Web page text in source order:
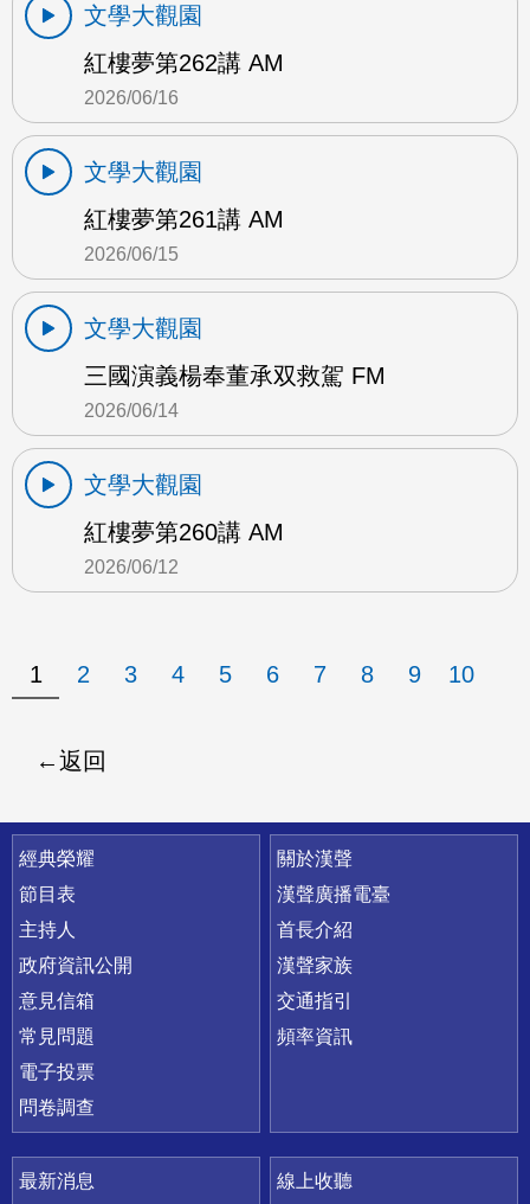
文學大觀園
紅樓夢第262講 AM
2026/06/16
文學大觀園
紅樓夢第261講 AM
2026/06/15
文學大觀園
三國演義楊奉董承双救駕 FM
2026/06/14
文學大觀園
紅樓夢第260講 AM
2026/06/12
1 2 3 4 5 6 7 8 9 10
返回
快速連結
經典榮耀
節目表
主持人
政府資訊公開
意見信箱
常見問題
電子投票
問卷調查
關於漢聲
漢聲廣播電臺
首長介紹
漢聲家族
交通指引
頻率資訊
最新消息
線上收聽